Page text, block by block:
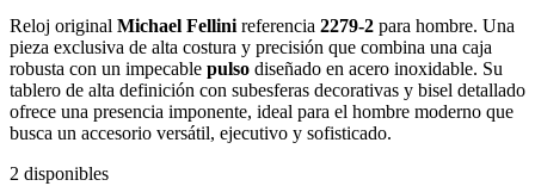
Reloj original Michael Fellini referencia 2279-2 para hombre. Una
pieza exclusiva de alta costura y precisión que combina una caja
robusta con un impecable pulso diseñado en acero inoxidable. Su
tablero de alta definición con subesferas decorativas y bisel detallado
ofrece una presencia imponente, ideal para el hombre moderno que
busca un accesorio versátil, ejecutivo y sofisticado.
2 disponibles